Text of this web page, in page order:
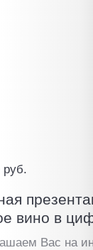
руб.
вино в
Вас на